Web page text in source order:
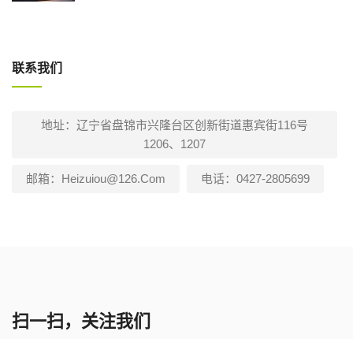
联系我们
地址：辽宁省盘锦市兴隆台区创新街道惠宾街116号
1206、1207
邮箱：heizuiou@126.com 电话：0427-2805699
扫一扫，关注我们